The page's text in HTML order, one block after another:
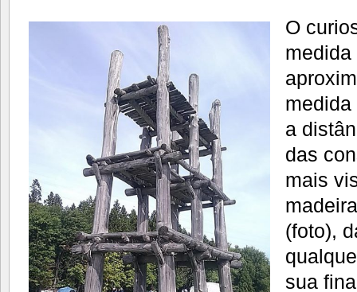
O
medida
a
das
mais
(foto),
sua